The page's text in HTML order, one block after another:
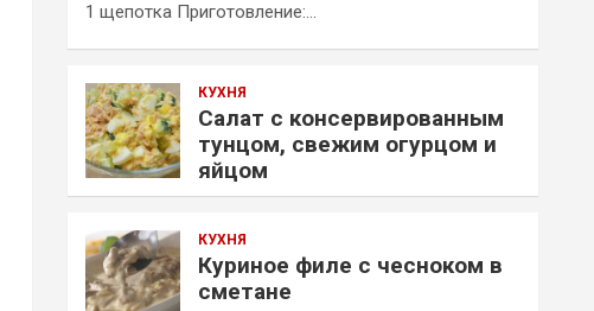
1 щепотка Приготовление:…
КУХНЯ
Салат с консервированным
тунцом, свежим огурцом и
яйцом
КУХНЯ
Куриное филе с чесноком в
сметане